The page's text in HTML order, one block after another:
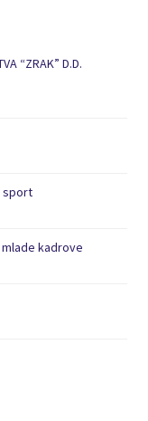
“ZRAK” D.D.
sport
kadrove